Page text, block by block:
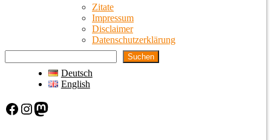
Zitate
Impressum
Disclaimer
Datenschutzerklärung
Suchen
Deutsch
English
Facebook Instagram Mastodon